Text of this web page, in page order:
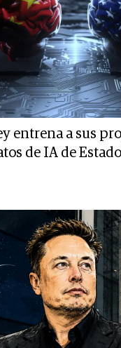
entrena a sus
de IA de